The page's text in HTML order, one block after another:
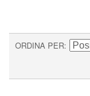
ORDINA PER